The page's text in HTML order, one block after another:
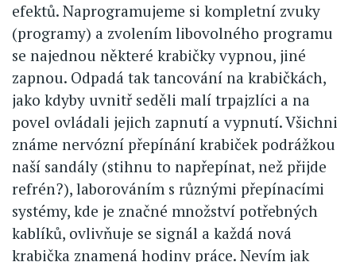
efektů. Naprogramujeme si kompletní zvuky
(programy) a zvolením libovolného programu
se najednou některé krabičky vypnou, jiné
zapnou. Odpadá tak tancování na krabičkách,
jako kdyby uvnitř seděli malí trpajzlíci a na
povel ovládali jejich zapnutí a vypnutí. Všichni
známe nervózní přepínání krabiček podrážkou
naší sandály (stihnu to napřepínat, než přijde
refrén?), laborováním s různými přepínacími
systémy, kde je značné množství potřebných
kablíků, ovlivňuje se signál a každá nová
krabička znamená hodiny práce. Nevím jak